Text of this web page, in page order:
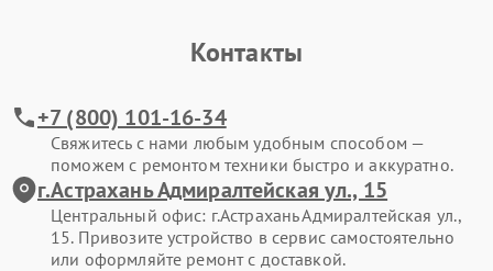
Контакты
+7 (800) 101-16-34
Свяжитесь с нами любым удобным способом —
поможем с ремонтом техники быстро и аккуратно.
г.Астрахань Адмиралтейская ул., 15
Центральный офис: г.Астрахань Адмиралтейская ул.,
15. Привозите устройство в сервис самостоятельно
или оформляйте ремонт с доставкой.